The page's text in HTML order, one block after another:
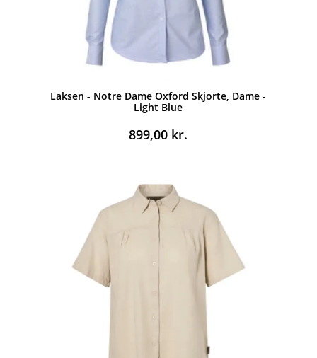
Laksen - Notre Dame Oxford Skjorte, Dame -
Light Blue
899,00 kr.